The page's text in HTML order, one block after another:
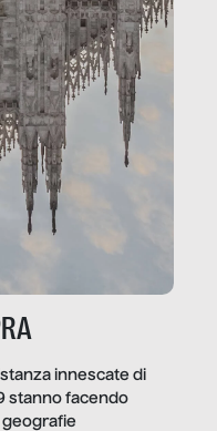
innescate di
stanno facendo